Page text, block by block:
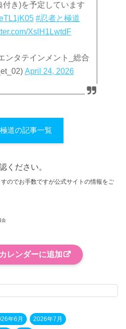
き)を予定しています
#忍者と極道
XslH1LwtdF
ンタテインメント_総合
April 24, 2026
道の記事一覧
ください。
のでお手数ですが公式サイトの情報をご
会
レンダーに追加
年6月 2026年7月